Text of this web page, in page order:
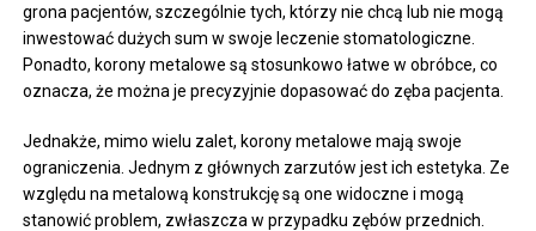
grona pacjentów, szczególnie tych, którzy nie chcą lub nie mogą
inwestować dużych sum w swoje leczenie stomatologiczne.
Ponadto, korony metalowe są stosunkowo łatwe w obróbce, co
oznacza, że można je precyzyjnie dopasować do zęba pacjenta.
Jednakże, mimo wielu zalet, korony metalowe mają swoje
ograniczenia. Jednym z głównych zarzutów jest ich estetyka. Ze
względu na metalową konstrukcję są one widoczne i mogą
stanowić problem, zwłaszcza w przypadku zębów przednich.